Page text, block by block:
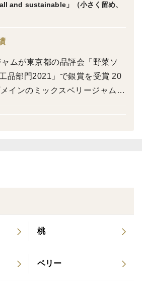
ものを使用しない自然栽培なの
くるジャムが有名です。
養素を豊富に含んでいます。
and sustainable」（小さく留め、
ムが東京都の品評会「野菜ソ
品部門2021」で銀賞を受賞 20
インのミックスベリージャムが
桃
ベリー